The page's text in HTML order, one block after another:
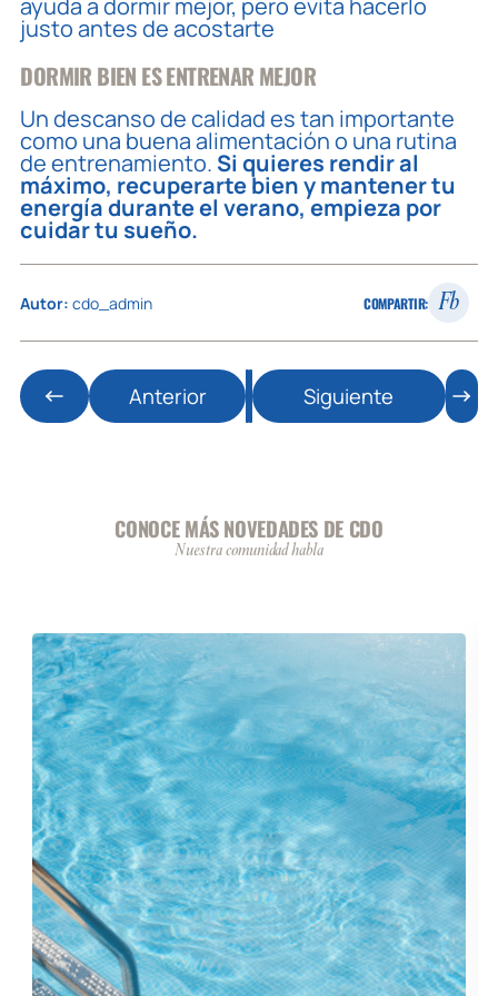
justo antes de acostarte
DORMIR BIEN ES ENTRENAR MEJOR
Un descanso de calidad es tan importante
como una buena alimentación o una rutina
de entrenamiento. Si quieres rendir al
máximo, recuperarte bien y mantener tu
energía durante el verano, empieza por
cuidar tu sueño.
Autor: cdo_admin COMPARTIR: Fb
Anterior Siguiente
CONOCE MÁS NOVEDADES DE CDO
Nuestra comunidad habla